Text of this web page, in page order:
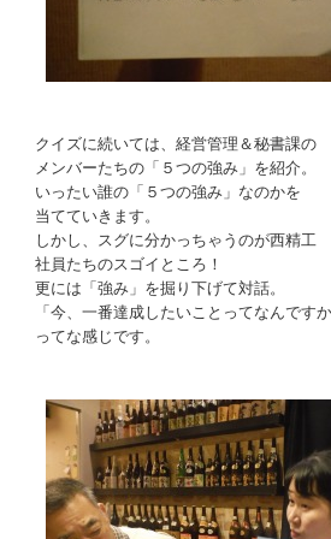
クイズに続いては、経営管理＆秘書課の
メンバーたちの「５つの強み」を紹介。
いったい誰の「５つの強み」なのかを
当てていきます。
しかし、スグに分かっちゃうのが西精工
社員たちのスゴイところ！
更には「強み」を掘り下げて対話。
「今、一番達成したいことってなんです
ってな感じです。